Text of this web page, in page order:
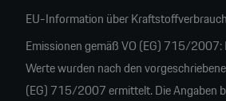
EU-Information über
Emissionen gemäß VO (EG) 715/2007:
Werte wurden nach den
(EG) 715/2007 ermittelt. Die Angaben